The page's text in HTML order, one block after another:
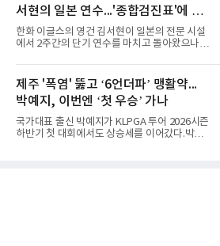
위전으로 밀렸고 본선에서도 78위에
세트를 13-25로 내주며 불안하게 출발한 중앙여
고는 이후 조직력을 되찾아 2세트부터 경기 주
도권을 완전히 장악했다. 강한 서브와 탄탄한 수
비를 앞세워 내리 세 세트를 따내며 짜릿한 역전
권대회 결승에서 모두 선명여고에 패해 준우승
에 머물렀다. 그러나 세 번째
서현의 일본 연수...'종합검진표'에 불
과
한화 이글스의 영건 김서현이 일본의 전문 시설
에서 2주간의 단기 연수를 마치고 돌아왔으나,
출하며 야구 팬들과 전문가들 사이에 씁쓸한 뒷
맛을 남기고 있다.출국 당시만 해도 선수의 고질
적인 제구 문제를 해결할 특효약이 될 것처럼 포
장되었던 이번 연수는, 뚜껑을 열어보니 '제구력
5등급에게 2주짜리 족집게 과외를 붙여 1등급을
기대한 꼴'이었다는 냉정한 평가를 피하기 어렵
게 됐다.야구에서 투수의 제구력은 오랜 시간 투
제주 '폭염' 뚫고 ‘6언더파’ 맹활약...
박예지, 이번엔 ‘첫 우승’ 가나
국가대표 출신 박예지가 KLPGA 투어 2026시즌
하반기 첫 대회에서도 상승세를 이어갔다.박예